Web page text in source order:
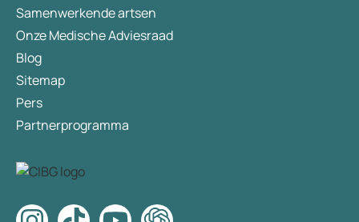
Samenwerkende artsen
Onze Medische Adviesraad
Blog
Sitemap
Pers
Partnerprogramma